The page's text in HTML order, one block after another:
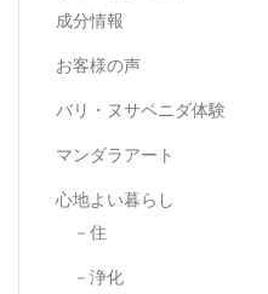
成分情報
お客様の声
バリ・ヌサペニダ体験
マンダラアート
心地よい暮らし
－住
－浄化